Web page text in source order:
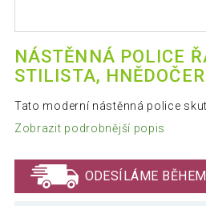
NÁSTĚNNÁ POLICE
STILISTA,
Tato moderní nástěnná police
Zobrazit podrobnější popis
ODESÍLÁME